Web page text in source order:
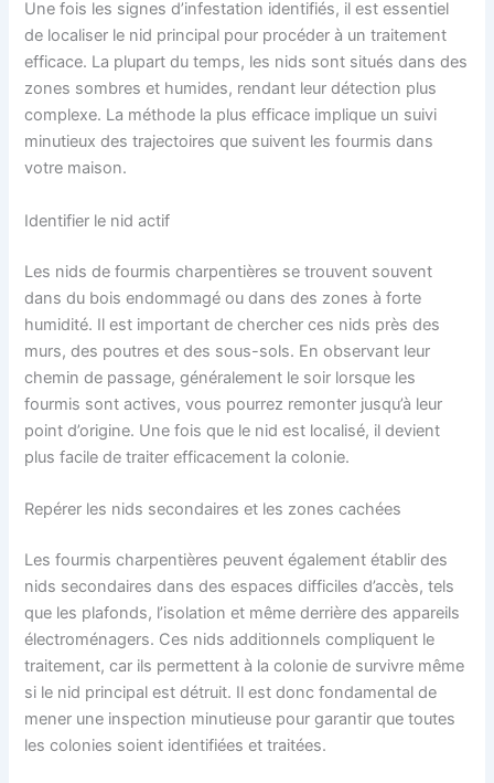
Une fois les signes d’infestation identifiés, il est essentiel
de localiser le nid principal pour procéder à un traitement
efficace. La plupart du temps, les nids sont situés dans des
zones sombres et humides, rendant leur détection plus
complexe. La méthode la plus efficace implique un suivi
minutieux des trajectoires que suivent les fourmis dans
votre maison.
Identifier le nid actif
Les nids de fourmis charpentières se trouvent souvent
dans du bois endommagé ou dans des zones à forte
humidité. Il est important de chercher ces nids près des
murs, des poutres et des sous-sols. En observant leur
chemin de passage, généralement le soir lorsque les
fourmis sont actives, vous pourrez remonter jusqu’à leur
point d’origine. Une fois que le nid est localisé, il devient
plus facile de traiter efficacement la colonie.
Repérer les nids secondaires et les zones cachées
Les fourmis charpentières peuvent également établir des
nids secondaires dans des espaces difficiles d’accès, tels
que les plafonds, l’isolation et même derrière des appareils
électroménagers. Ces nids additionnels compliquent le
traitement, car ils permettent à la colonie de survivre même
si le nid principal est détruit. Il est donc fondamental de
mener une inspection minutieuse pour garantir que toutes
les colonies soient identifiées et traitées.